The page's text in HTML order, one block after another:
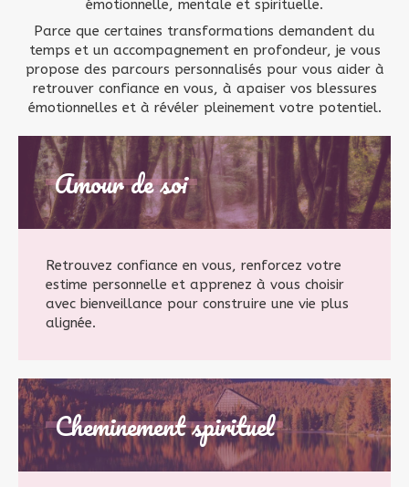
émotionnelle, mentale et spirituelle.
Parce que certaines transformations demandent du
temps et un accompagnement en profondeur, je vous
propose des parcours personnalisés pour vous aider à
retrouver confiance en vous, à apaiser vos blessures
émotionnelles et à révéler pleinement votre potentiel.
Amour de soi
Retrouvez confiance en vous, renforcez votre
estime personnelle et apprenez à vous choisir
avec bienveillance pour construire une vie plus
alignée.
Cheminement spirituel